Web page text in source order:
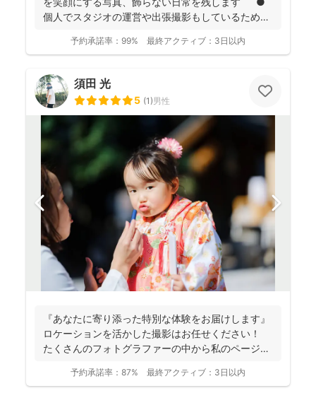
個人でスタジオの運営や出張撮影もしているため、
予約承諾率： 99% 最終アクティブ： 3日以内
須田 光
5 (1)男性
『あなたに寄り添った特別な体験をお届けします』
ロケーションを活かした撮影はお任せください！
たくさんのフォトグラファーの中から私のページに
予約承諾率： 87% 最終アクティブ： 3日以内